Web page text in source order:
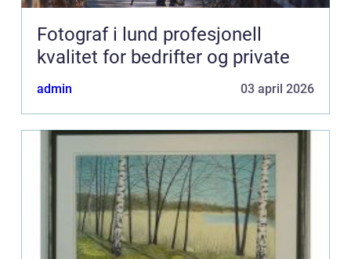
Fotograf i lund profesjonell
kvalitet for bedrifter og private
admin 03 april 2026